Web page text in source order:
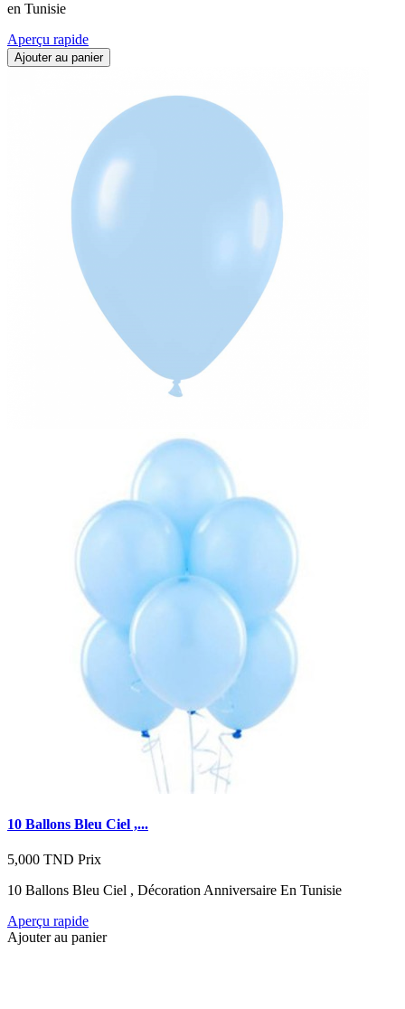
en Tunisie
Aperçu rapide
Ajouter au panier
10 Ballons Bleu Ciel ,...
5,000 TND Prix
10 Ballons Bleu Ciel , Décoration Anniversaire En Tunisie
Aperçu rapide
Ajouter au panier